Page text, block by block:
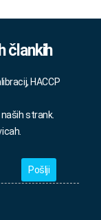
člankih
HACCP
strank.